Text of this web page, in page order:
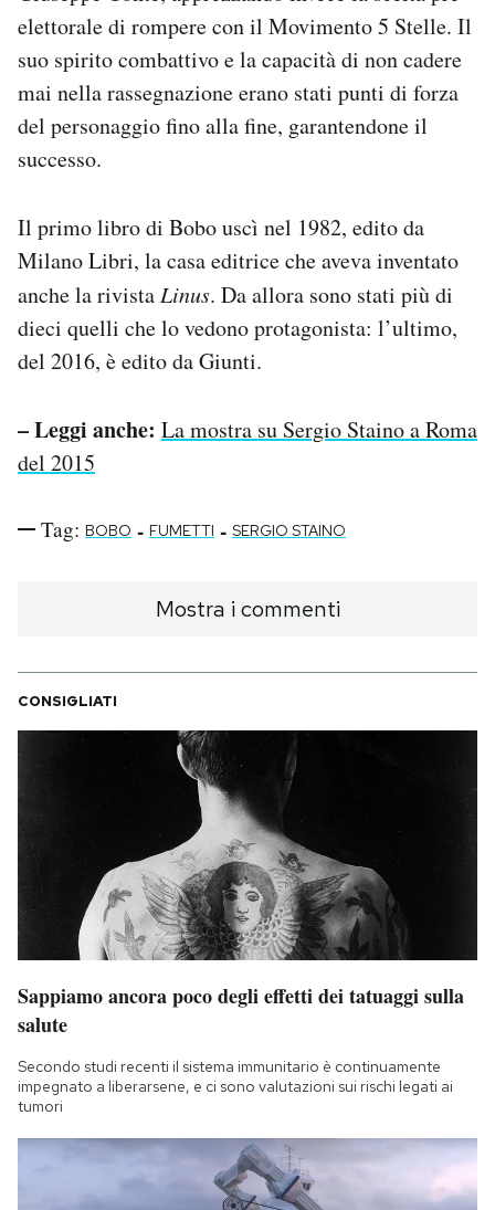
elettorale di rompere con il Movimento 5 Stelle. Il
suo spirito combattivo e la capacità di non cadere
mai nella rassegnazione erano stati punti di forza
del personaggio fino alla fine, garantendone il
successo.
Il primo libro di Bobo uscì nel 1982, edito da
Milano Libri, la casa editrice che aveva inventato
anche la rivista Linus. Da allora sono stati più di
dieci quelli che lo vedono protagonista: l’ultimo,
del 2016, è edito da Giunti.
– Leggi anche: La mostra su Sergio Staino a Roma
del 2015
Tag: BOBO - FUMETTI - SERGIO STAINO
Mostra i commenti
CONSIGLIATI
Sappiamo ancora poco degli effetti dei tatuaggi sulla
salute
Secondo studi recenti il sistema immunitario è continuamente
impegnato a liberarsene, e ci sono valutazioni sui rischi legati ai
tumori